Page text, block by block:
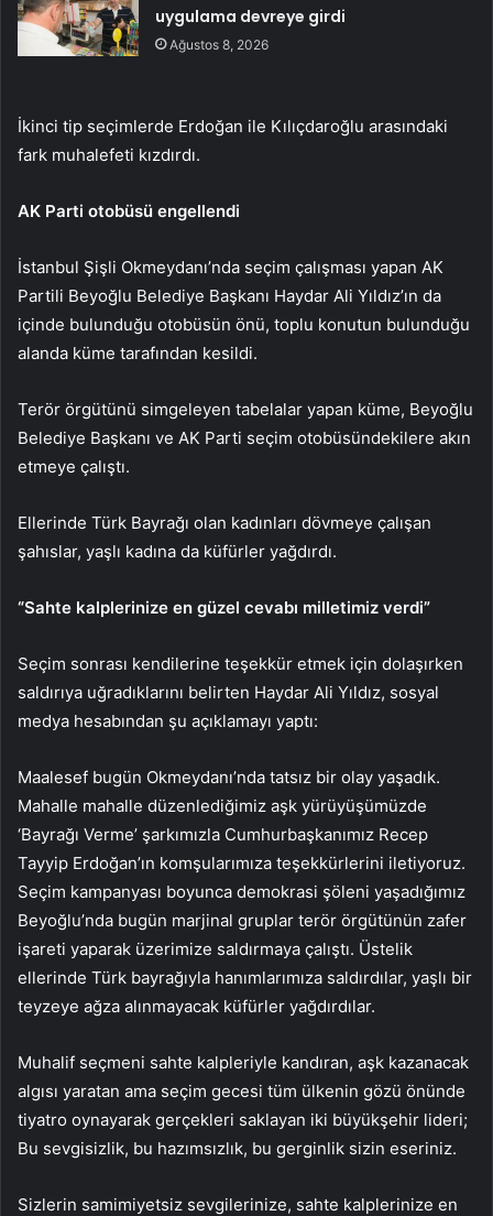
uygulama devreye girdi
Ağustos 8, 2026
İkinci tip seçimlerde Erdoğan ile Kılıçdaroğlu arasındaki
fark muhalefeti kızdırdı.
AK Parti otobüsü engellendi
İstanbul Şişli Okmeydanı’nda seçim çalışması yapan AK
Partili Beyoğlu Belediye Başkanı Haydar Ali Yıldız’ın da
içinde bulunduğu otobüsün önü, toplu konutun bulunduğu
alanda küme tarafından kesildi.
Terör örgütünü simgeleyen tabelalar yapan küme, Beyoğlu
Belediye Başkanı ve AK Parti seçim otobüsündekilere akın
etmeye çalıştı.
Ellerinde Türk Bayrağı olan kadınları dövmeye çalışan
şahıslar, yaşlı kadına da küfürler yağdırdı.
“Sahte kalplerinize en güzel cevabı milletimiz verdi”
Seçim sonrası kendilerine teşekkür etmek için dolaşırken
saldırıya uğradıklarını belirten Haydar Ali Yıldız, sosyal
medya hesabından şu açıklamayı yaptı:
Maalesef bugün Okmeydanı’nda tatsız bir olay yaşadık.
Mahalle mahalle düzenlediğimiz aşk yürüyüşümüzde
‘Bayrağı Verme’ şarkımızla Cumhurbaşkanımız Recep
Tayyip Erdoğan’ın komşularımıza teşekkürlerini iletiyoruz.
Seçim kampanyası boyunca demokrasi şöleni yaşadığımız
Beyoğlu’nda bugün marjinal gruplar terör örgütünün zafer
işareti yaparak üzerimize saldırmaya çalıştı. Üstelik
ellerinde Türk bayrağıyla hanımlarımıza saldırdılar, yaşlı bir
teyzeye ağza alınmayacak küfürler yağdırdılar.
Muhalif seçmeni sahte kalpleriyle kandıran, aşk kazanacak
algısı yaratan ama seçim gecesi tüm ülkenin gözü önünde
tiyatro oynayarak gerçekleri saklayan iki büyükşehir lideri;
Bu sevgisizlik, bu hazımsızlık, bu gerginlik sizin eseriniz.
Sizlerin samimiyetsiz sevgilerinize, sahte kalplerinize en